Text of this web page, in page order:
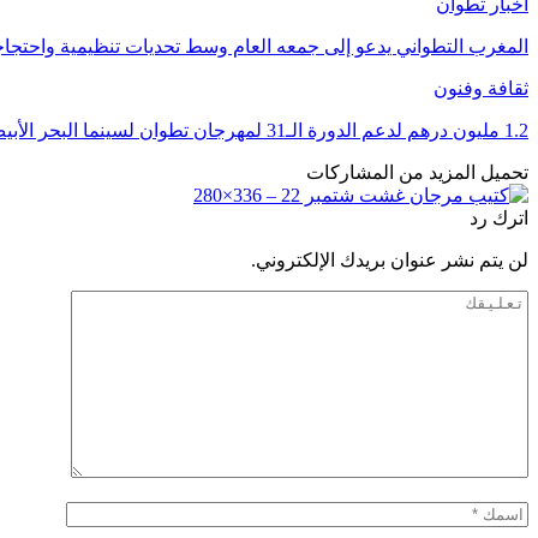
المغرب التطواني يدعو إلى جمعه العام وسط تحديات تنظيمية
ثقافة وفنون
1.2 مليون درهم لدعم الدورة الـ31 لمهرجان تطوان لسينما البحر الأبيض المتوسط
تحميل المزيد من المشاركات
اترك رد
لن يتم نشر عنوان بريدك الإلكتروني.